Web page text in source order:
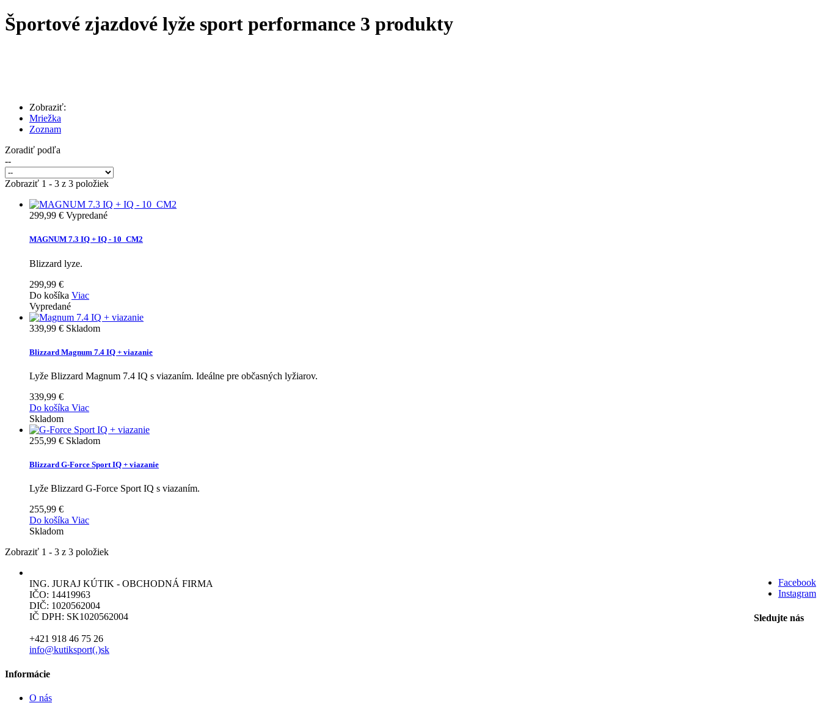
Športové zjazdové lyže sport performance 3 produkty
Zobraziť:
Mriežka
Zoznam
Zoradiť podľa
--
Zobraziť 1 - 3 z 3 položiek
299,99 € Vypredané
MAGNUM 7.3 IQ + IQ - 10_CM2
Blizzard lyze.
299,99 €
Do košíka Viac
Vypredané
339,99 € Skladom
Blizzard Magnum 7.4 IQ + viazanie
Lyže Blizzard Magnum 7.4 IQ s viazaním. Ideálne pre občasných lyžiarov.
339,99 €
Do košíka Viac
Skladom
255,99 € Skladom
Blizzard G-Force Sport IQ + viazanie
Lyže Blizzard G-Force Sport IQ s viazaním.
255,99 €
Do košíka Viac
Skladom
Zobraziť 1 - 3 z 3 položiek
Facebook
Instagram
Sledujte nás
ING. JURAJ KÚTIK - OBCHODNÁ FIRMA
IČO: 14419963
DIČ: 1020562004
IČ DPH: SK1020562004
+421 918 46 75 26
info@kutiksport(.)sk
Informácie
O nás